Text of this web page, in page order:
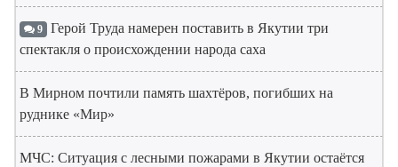
9 Герой Труда намерен поставить в Якутии три
спектакля о происхождении народа саха
В Мирном почтили память шахтёров, погибших на
руднике «Мир»
МЧС: Ситуация с лесными пожарами в Якутии остаётся